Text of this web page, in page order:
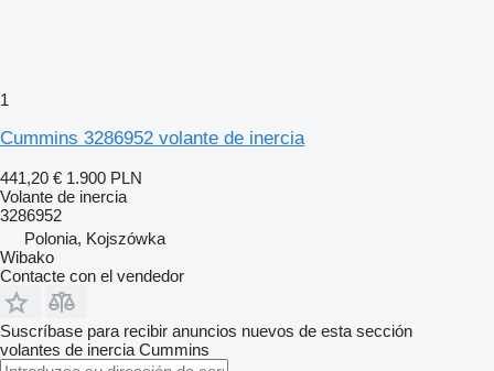
1
Cummins 3286952 volante de inercia
441,20 € 1.900 PLN
Volante de inercia
3286952
Polonia, Kojszówka
Wibako
Contacte con el vendedor
Suscríbase para recibir anuncios nuevos de esta sección
volantes de inercia Cummins